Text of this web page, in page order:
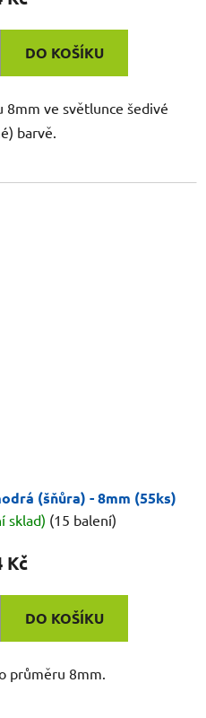
DO KOŠÍKU
ve světlunce šedivé
barvě.
(šňůra) - 8mm (55ks)
sklad) (15 balení)
Kč
DO KOŠÍKU
průměru 8mm.